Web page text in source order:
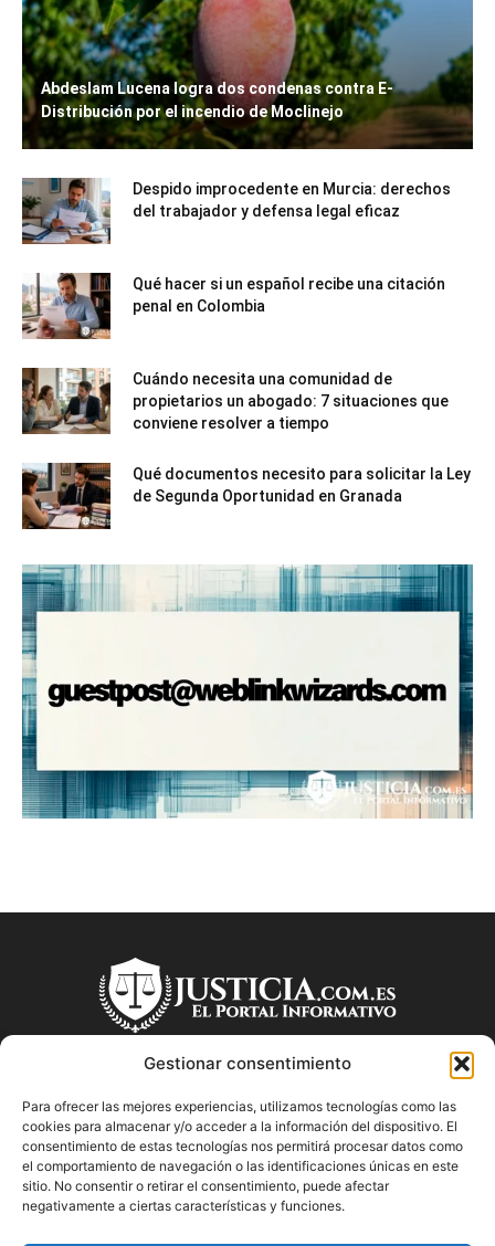
Gestionar consentimiento
Para ofrecer las mejores experiencias, utilizamos tecnologías como las
cookies para almacenar y/o acceder a la información del dispositivo. El
consentimiento de estas tecnologías nos permitirá procesar datos como
el comportamiento de navegación o las identificaciones únicas en este
sitio. No consentir o retirar el consentimiento, puede afectar
negativamente a ciertas características y funciones.
Abdeslam Lucena logra dos condenas contra E-
Distribución por el incendio de Moclinejo
Despido improcedente en Murcia: derechos
del trabajador y defensa legal eficaz
Qué hacer si un español recibe una citación
penal en Colombia
Cuándo necesita una comunidad de
propietarios un abogado: 7 situaciones que
conviene resolver a tiempo
Qué documentos necesito para solicitar la Ley
de Segunda Oportunidad en Granada
SOBRE NOSOTROS
"Descubre en Justicia.com.es información relevante sobre la
justicia española. Obtén consejos jurídicos, conoce las leyes
y encuentra información útil sobre temas legales en este